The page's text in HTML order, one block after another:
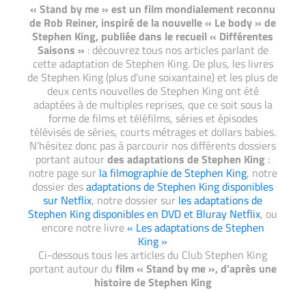
« Stand by me » est un film mondialement reconnu
de Rob Reiner, inspiré de la nouvelle « Le body » de
Stephen King, publiée dans le recueil « Différentes
Saisons » : découvrez tous nos articles parlant de
cette adaptation de Stephen King. De plus, les livres
de Stephen King (plus d’une soixantaine) et les plus de
deux cents nouvelles de Stephen King ont été
adaptées à de multiples reprises, que ce soit sous la
forme de films et téléfilms, séries et épisodes
télévisés de séries, courts métrages et dollars babies.
N’hésitez donc pas à parcourir nos différents dossiers
portant autourdes adaptations de Stephen King :
notre page sur la filmographie de Stephen King, notre
dossier desadaptations de Stephen King disponibles
sur Netflix, notre dossier sur les adaptations de
Stephen King disponibles en DVD et Bluray Netflix, ou
encore notre livre« Les adaptations de Stephen
King »
Ci-dessous tous les articles du Club Stephen King
portant autour du film « Stand by me », d’après une
histoire de Stephen King